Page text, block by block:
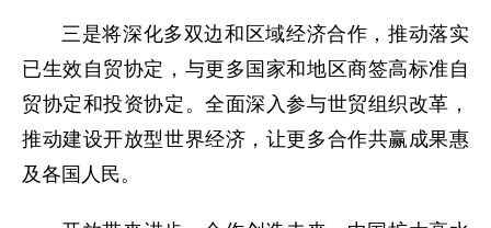
三是将深化多双边和区域经济合作，推动落实
已生效自贸协定，与更多国家和地区商签高标准自
贸协定和投资协定。全面深入参与世贸组织改革，
推动建设开放型世界经济，让更多合作共赢成果惠
及各国人民。